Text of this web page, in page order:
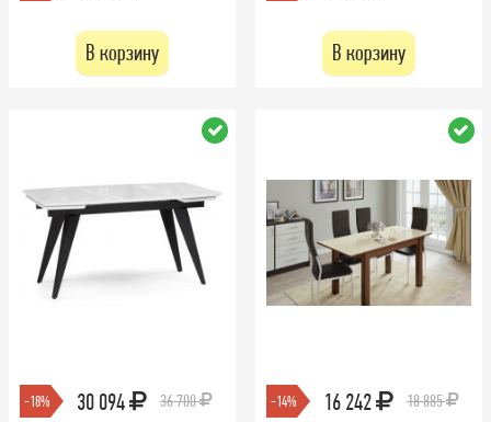
В корзину В корзину
-18% 30 094 36 700 -14% 16 242 18 885